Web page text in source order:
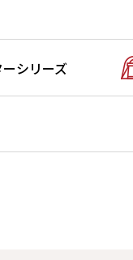
シリーズ